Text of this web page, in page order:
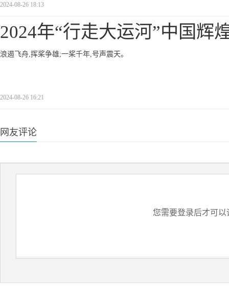
2024-08-26 18:13
2024年“行走大运河”中国辉
浪遏飞舟,挥桨争雄;一桨千年,号声震天。
2024-08-26 16:21
网友评论
您需要登录后才可以